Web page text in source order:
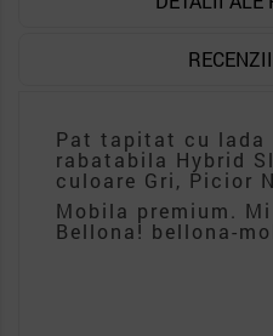
Pat tapitat cu lada
rabatabila Hybrid
culoare Gri, Picior
Mobila premium.
Bellona! bellona-